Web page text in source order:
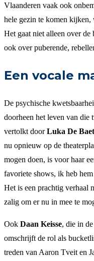
Vlaanderen vaak ook
hele gezin te komen kijken,
Het gaat niet alleen over de
ook over puberende,
Een vocale
De psychische
doorheen het leven van
vertolkt doorLuka De
nu opnieuw op de
mogen doen, is voor haar
favoriete shows, ik heb
Het is een prachtig verhaal
zalig om er nu in mee te
Ook Daan Keisse, die in
omschrijft de rol als
treden van Aaron Tveit en